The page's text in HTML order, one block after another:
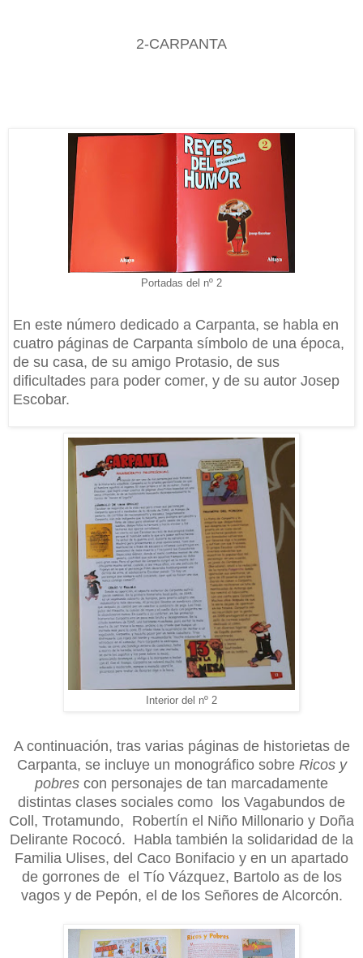
2-CARPANTA
Portadas del nº 2
En este número dedicado a Carpanta, se habla en
cuatro páginas de Carpanta símbolo de una época,
de su casa, de su amigo Protasio, de sus
dificultades para poder comer, y de su autor Josep
Escobar.
Interior del nº 2
A continuación, tras varias páginas de historietas de
Carpanta, se incluye un monográfico sobreRicos y
pobres con personajes de tan marcadamente
distintas clases sociales como los Vagabundos de
Coll, Trotamundo, Robertín el Niño Millonario y Doña
Delirante Rococó. Habla también la solidaridad de la
Familia Ulises, del Caco Bonifacio y en un apartado
de gorrones de el Tío Vázquez, Bartolo as de los
vagos y de Pepón, el de los Señores de Alcorcón.